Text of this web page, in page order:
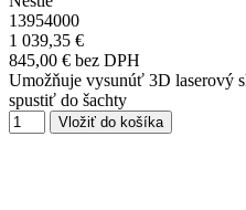
13954000
1 039,35 €
845,00 € bez DPH
Umožňuje vysunúť 3D laserový
spustiť do šachty
Vložiť do košíka